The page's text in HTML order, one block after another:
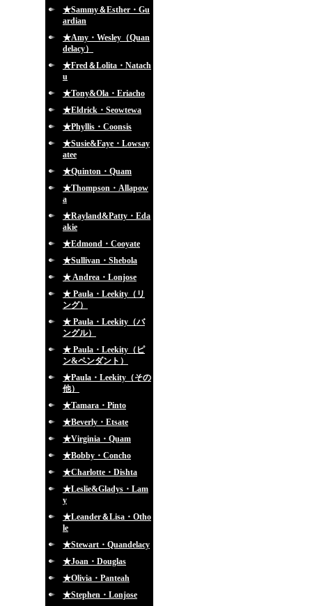
★Sammy＆Esther・Gu
ardian
★Amy・Wesley（Quan
delacy）
★Fred＆Lolita・Natach
u
★Tony&Ola・Eriacho
★Eldrick・Seowtewa
★Phyllis・Coonsis
★Susie&Faye・Lowsay
atee
★Quinton・Quam
★Thompson・Allapow
a
★Rayland&Patty・Eda
akie
★Edmond・Cooyate
★Sullivan・Shebola
★ Andrea・Lonjose
★ Paula・Leekity（リ
ング）
★ Paula・Leekity（バ
ングル）
★ Paula・Leekity（ピ
ン&ペンダント）
★Paula・Leekity（その
他）
★Tamara・Pinto
★Beverly・Etsate
★Virginia・Quam
★Bobby・Concho
★Charlotte・Dishta
★Leslie&Gladys・Lam
y
★Leander＆Lisa・Otho
le
★Stewart・Quandelacy
★Joan・Douglas
★Olivia・Panteah
★Stephen・Lonjose